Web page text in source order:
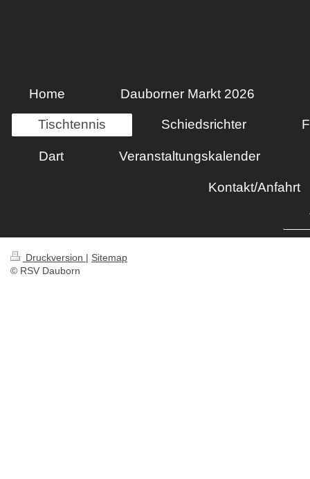
Home Dauborner Markt 2026
Tischtennis Schiedsrichter
Dart Veranstaltungskalender
Kontakt/Anfahrt
Druckversion | Sitemap
© RSV Dauborn